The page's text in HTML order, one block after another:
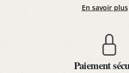
En savoir plus
Paiement